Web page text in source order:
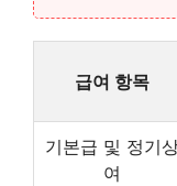
급여 항목
기본급 및 정기
여